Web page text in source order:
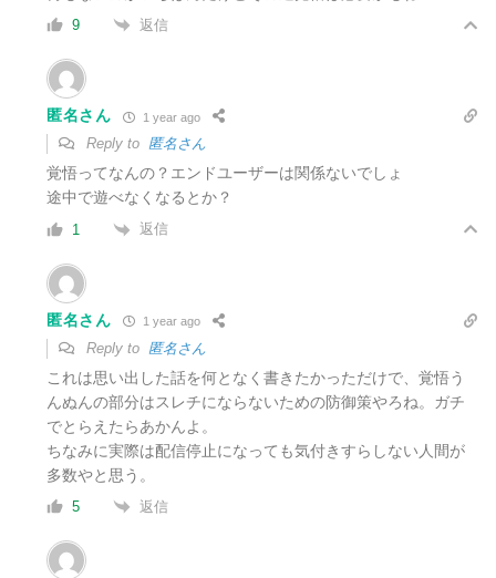
9 返信
匿名さん 1 year ago
Reply to 匿名さん
覚悟ってなんの？エンドユーザーは関係ないでしょ
途中で遊べなくなるとか？
1 返信
匿名さん 1 year ago
Reply to 匿名さん
これは思い出した話を何となく書きたかっただけで、覚悟う
んぬんの部分はスレチにならないための防御策やろね。ガチ
でとらえたらあかんよ。
ちなみに実際は配信停止になっても気付きすらしない人間が
多数やと思う。
5 返信